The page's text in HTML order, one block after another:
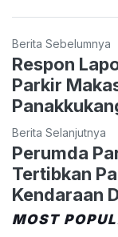
Berita Sebelumnya
Respon
Parkir
Berita Selanjutnya
Perumda
Tertibkan
Kendaraan
MOST